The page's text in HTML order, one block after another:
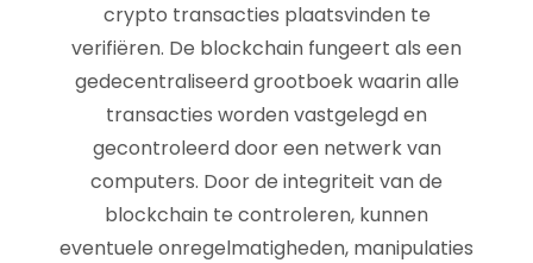
crypto transacties plaatsvinden te
verifiëren. De blockchain fungeert als een
gedecentraliseerd grootboek waarin alle
transacties worden vastgelegd en
gecontroleerd door een netwerk van
computers. Door de integriteit van de
blockchain te controleren, kunnen
eventuele onregelmatigheden, manipulaties